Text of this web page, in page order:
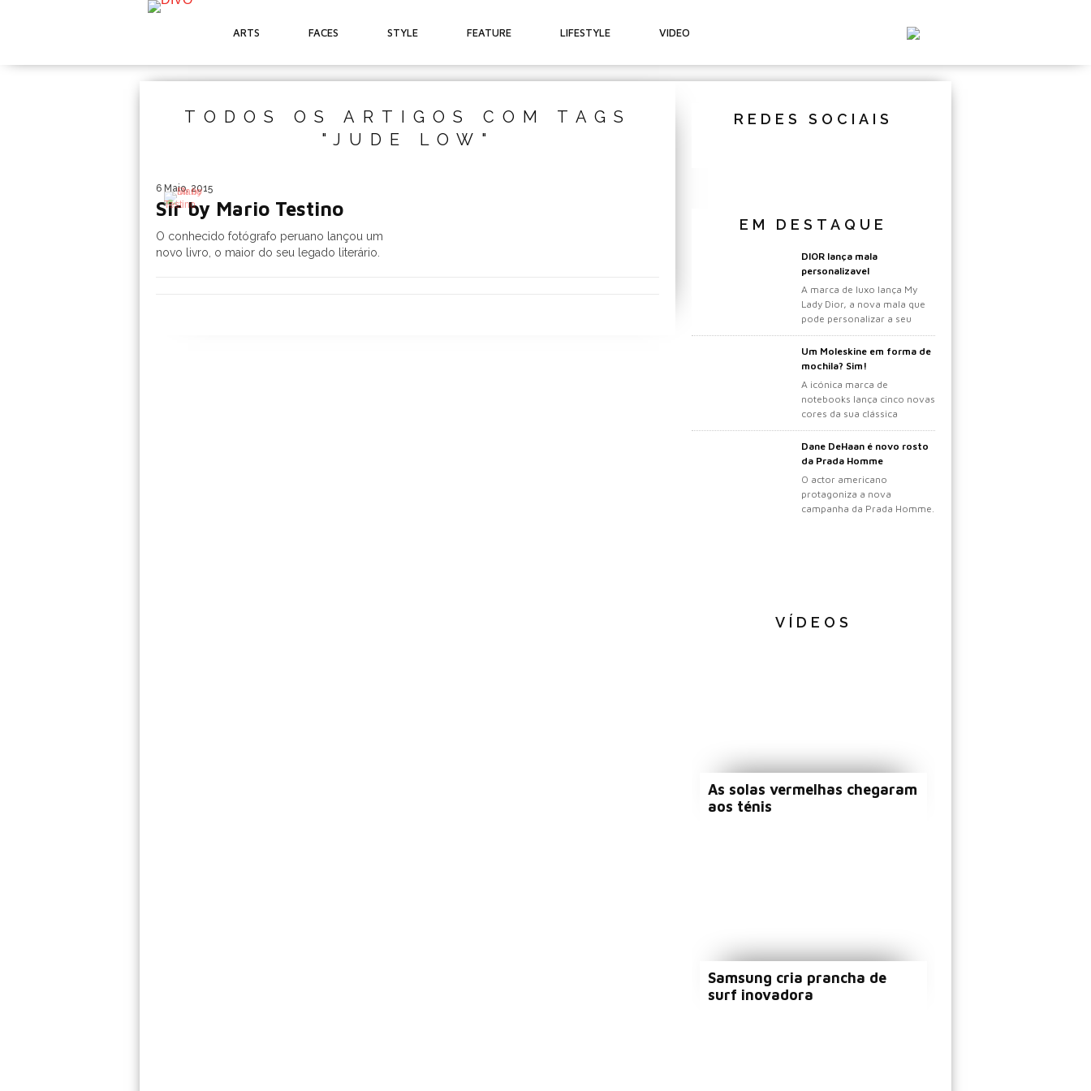
ARTS FACES STYLE FEATURE LIFESTYLE VIDEO
TODOS OS ARTIGOS COM TAGS
"JUDE LOW"
6 Maio, 2015
Sir by Mario Testino
O conhecido fotógrafo peruano lançou um
novo livro, o maior do seu legado literário.
REDES SOCIAIS
EM DESTAQUE
DIOR lança mala
personalizavel
A marca de luxo lança My
Lady Dior, a nova mala que
pode personalizar a seu
gosto.
Um Moleskine em forma de
mochila? Sim!
A icónica marca de
notebooks lança cinco novas
cores da sua clássica
mochila.
Dane DeHaan é novo rosto
da Prada Homme
O actor americano
protagoniza a nova
campanha da Prada Homme.
VÍDEOS
As solas vermelhas chegaram
aos ténis
Samsung cria prancha de
surf inovadora